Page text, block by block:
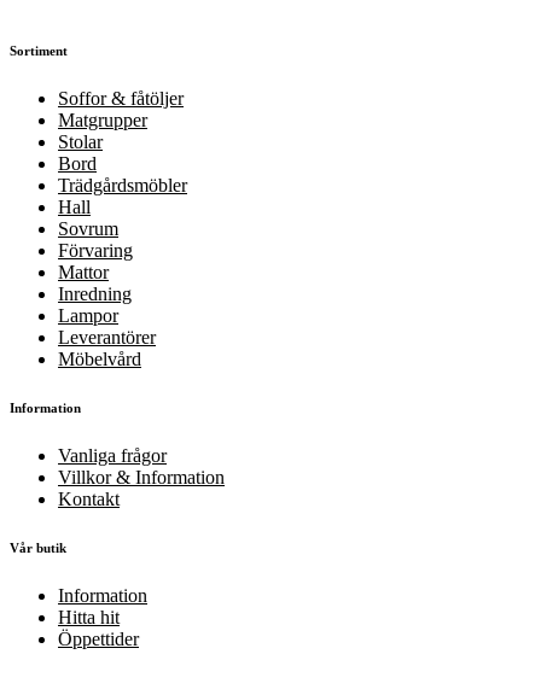
Sortiment
Soffor & fåtöljer
Matgrupper
Stolar
Bord
Trädgårdsmöbler
Hall
Sovrum
Förvaring
Mattor
Inredning
Lampor
Leverantörer
Möbelvård
Information
Vanliga frågor
Villkor & Information
Kontakt
Vår butik
Information
Hitta hit
Öppettider